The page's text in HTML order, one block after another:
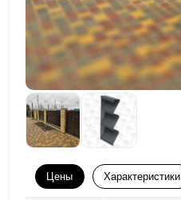
Цены Характеристики